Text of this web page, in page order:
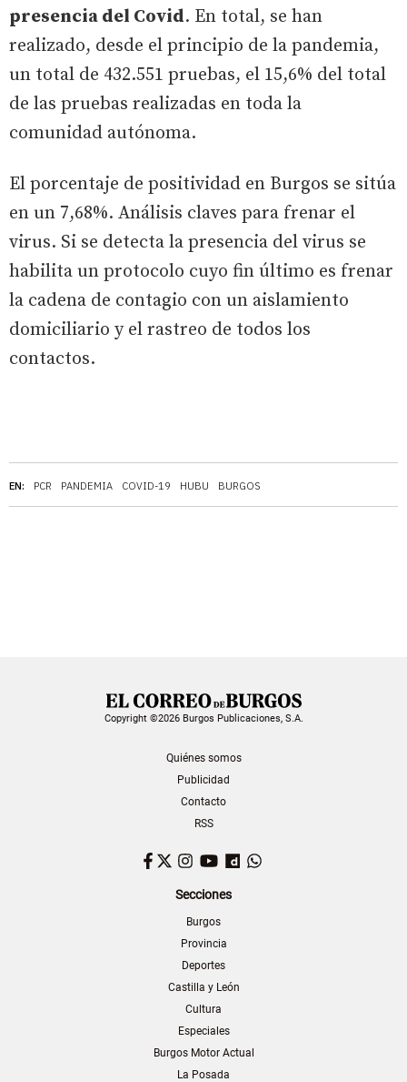
EN: PCR PANDEMIA COVID-19 HUBU BURGOS
presencia del Covid. En total, se han
realizado, desde el principio de la pandemia,
un total de 432.551 pruebas, el 15,6% del total
de las pruebas realizadas en toda la
comunidad autónoma.
El porcentaje de positividad en Burgos se sitúa
en un 7,68%. Análisis claves para frenar el
virus. Si se detecta la presencia del virus se
habilita un protocolo cuyo fin último es frenar
la cadena de contagio con un aislamiento
domiciliario y el rastreo de todos los
contactos.
Copyright ©2026 Burgos Publicaciones, S.A.
Quiénes somos
Publicidad
Contacto
RSS
Facebook
TwitterInstagram
YouTubeDailymotion
Secciones
Burgos
Provincia
Deportes
Castilla y León
Cultura
Especiales
Burgos Motor Actual
La Posada